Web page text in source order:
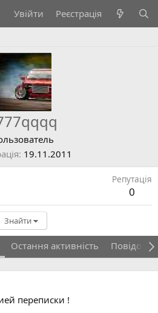
Увійти Реєстрація
19.11.2011
Репутація
0
Знайти
Остання активність
переписки !